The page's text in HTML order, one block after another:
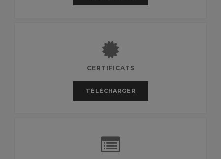
CERTIFICATS
TÉLÉCHARGER